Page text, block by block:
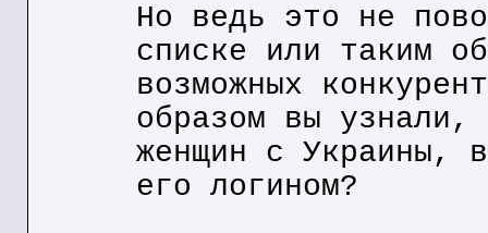
Но ведь это не
списке или таким
возможных
образом вы узнали,
женщин с Украины,
его логином?